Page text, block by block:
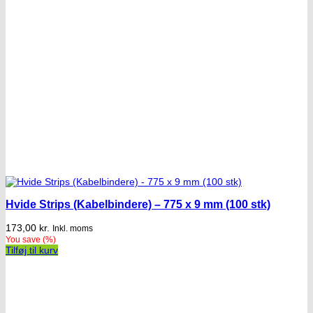
Hvide Strips (Kabelbindere) – 775 x 9 mm (100 stk)
173,00 kr. Inkl. moms
You save (%)
Tilføj til kurv